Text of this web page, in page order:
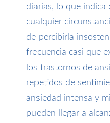
diarias, lo que indica
cualquier
de percibirla
frecuencia casi que
los trastornos de
repetidos de
ansiedad intensa y
pueden llegar a